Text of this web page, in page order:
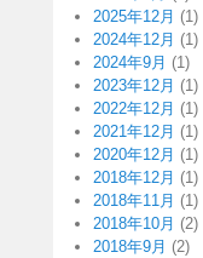
2025年12月 (1)
2024年12月 (1)
2024年9月 (1)
2023年12月 (1)
2022年12月 (1)
2021年12月 (1)
2020年12月 (1)
2018年12月 (1)
2018年11月 (1)
2018年10月 (2)
2018年9月 (2)